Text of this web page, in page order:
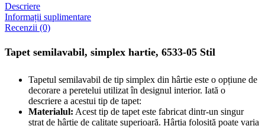
Descriere
Informații suplimentare
Recenzii (0)
Tapet semilavabil, simplex hartie, 6533-05 Stil
Tapetul semilavabil de tip simplex din hârtie este o opțiune de
decorare a peretelui utilizat în designul interior. Iată o
descriere a acestui tip de tapet:
Materialul: Acest tip de tapet este fabricat dintr-un singur
strat de hârtie de calitate superioară. Hârtia folosită poate varia